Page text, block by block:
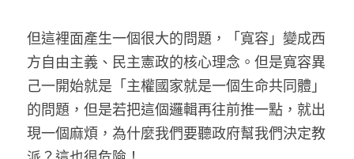
但這裡面產生一個很大的問題，「寬容」變成西
方自由主義、民主憲政的核心理念。但是寬容異
己一開始就是「主權國家就是一個生命共同體」
的問題，但是若把這個邏輯再往前推一點，就出
現一個麻煩，為什麼我們要聽政府幫我們決定教